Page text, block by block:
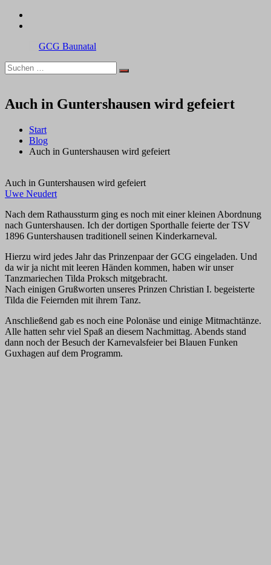
Zum
Inhalt
GCG
Suchen
nach:
Suchen
Auch in Guntershausen wird gefeiert
Start
Blog
Auch in Guntershausen wird gefeiert
Auch in Guntershausen wird gefeiert
Uwe Neudert
Nach dem Rathaussturm ging es noch mit einer kleinen Abordnung
nach Guntershausen. Ich der dortigen Sporthalle feierte der TSV
1896 Guntershausen traditionell seinen Kinderkarneval.
Hierzu wird jedes Jahr das Prinzenpaar der GCG eingeladen. Und
da wir ja nicht mit leeren Händen kommen, haben wir unser
Tanzmariechen Tilda Proksch mitgebracht.
Nach einigen Grußworten unseres Prinzen Christian I. begeisterte
Tilda die Feiernden mit ihrem Tanz.
Anschließend gab es noch eine Polonäse und einige Mitmachtänze.
Alle hatten sehr viel Spaß an diesem Nachmittag. Abends stand
dann noch der Besuch der Karnevalsfeier bei Blauen Funken
Guxhagen auf dem Programm.